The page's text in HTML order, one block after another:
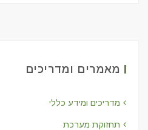
מאמרים ומדריכים
מדריכים ומידע כללי
תחזוקת מערכת